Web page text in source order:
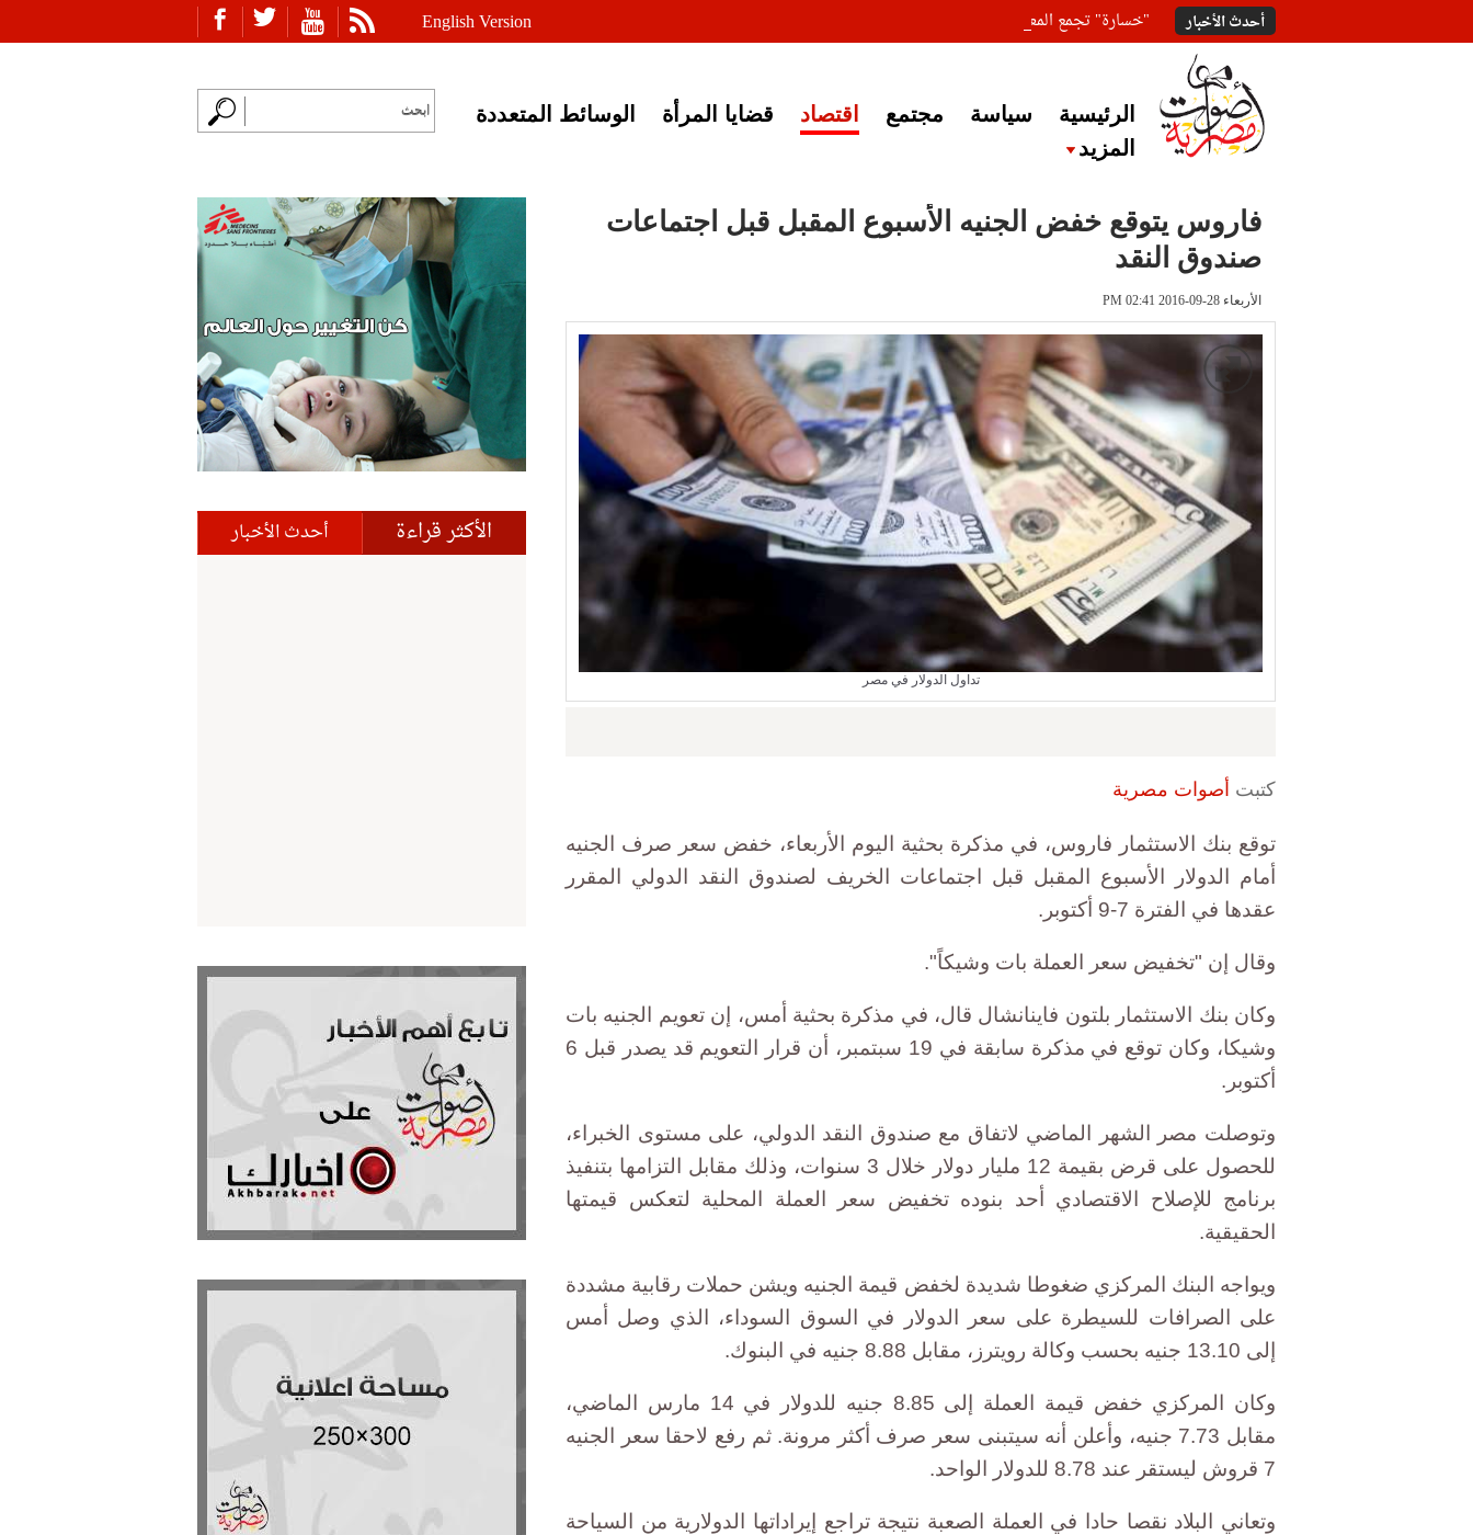
English Version أحدث الأخبار "خسارة" تجمع المعلقين على خبر إغلاق أصوات مصرية
الرئيسية سياسة مجتمع اقتصاد قضايا المرأة
الوسائط المتعددة
المزيد
فاروس يتوقع خفض الجنيه الأسبوع المقبل قبل اجتماعات
صندوق النقد
الأربعاء 28-09-2016 PM 02:41
تداول الدولار في مصر
كتبت أصوات مصرية
توقع بنك الاستثمار فاروس، في مذكرة بحثية اليوم الأربعاء، خفض سعر صرف الجنيه
أمام الدولار الأسبوع المقبل قبل اجتماعات الخريف لصندوق النقد الدولي المقرر
عقدها في الفترة 7-9 أكتوبر.
وقال إن "تخفيض سعر العملة بات وشيكاً".
وكان بنك الاستثمار بلتون فاينانشال قال، في مذكرة بحثية أمس، إن تعويم الجنيه بات
وشيكا، وكان توقع في مذكرة سابقة في 19 سبتمبر، أن قرار التعويم قد يصدر قبل 6
أكتوبر.
وتوصلت مصر الشهر الماضي لاتفاق مع صندوق النقد الدولي، على مستوى الخبراء،
للحصول على قرض بقيمة 12 مليار دولار خلال 3 سنوات، وذلك مقابل التزامها بتنفيذ
برنامج للإصلاح الاقتصادي أحد بنوده تخفيض سعر العملة المحلية لتعكس قيمتها
الحقيقية.
ويواجه البنك المركزي ضغوطا شديدة لخفض قيمة الجنيه ويشن حملات رقابية مشددة
على الصرافات للسيطرة على سعر الدولار في السوق السوداء، الذي وصل أمس
إلى 13.10 جنيه بحسب وكالة رويترز، مقابل 8.88 جنيه في البنوك.
وكان المركزي خفض قيمة العملة إلى 8.85 جنيه للدولار في 14 مارس الماضي،
مقابل 7.73 جنيه، وأعلن أنه سيتبنى سعر صرف أكثر مرونة. ثم رفع لاحقا سعر الجنيه
7 قروش ليستقر عند 8.78 للدولار الواحد.
وتعاني البلاد نقصا حادا في العملة الصعبة نتيجة تراجع إيراداتها الدولارية من السياحة
الأكثر قراءة أحدث الأخبار